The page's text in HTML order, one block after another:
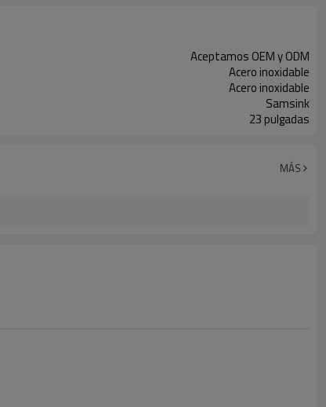
Aceptamos OEM y ODM
Acero inoxidable
Acero inoxidable
Samsink
23 pulgadas
MÁS